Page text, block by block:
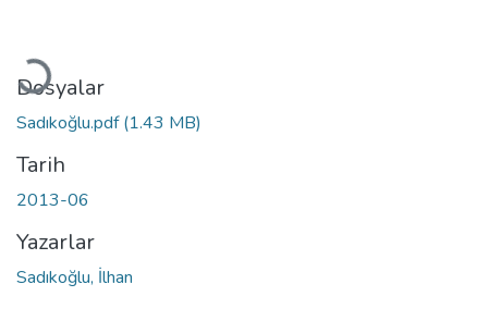
Yükleniyor...
Dosyalar
Sadıkoğlu.pdf(1.43 MB)
Tarih
2013-06
Yazarlar
Sadıkoğlu, İlhan